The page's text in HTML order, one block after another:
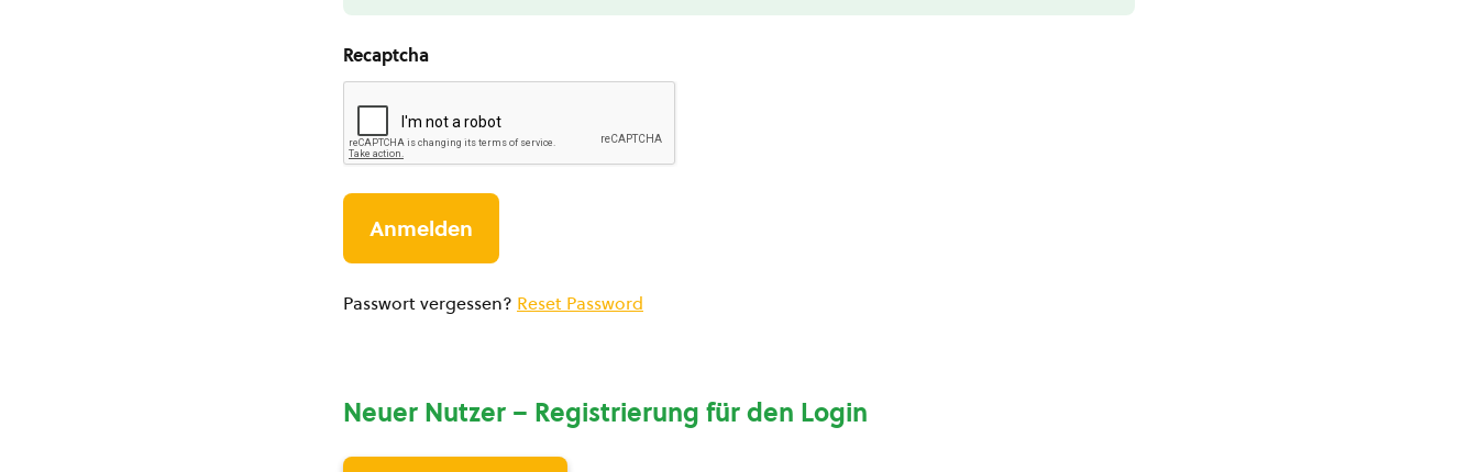
Recaptcha
Passwort vergessen? Reset Password
Neuer Nutzer – Registrierung für den Login